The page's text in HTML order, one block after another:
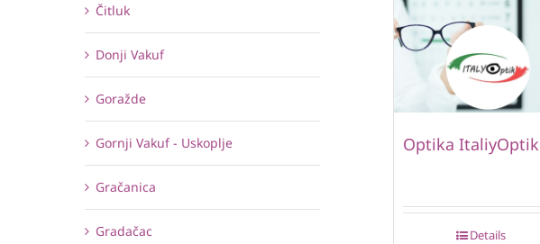
Optika ItaliyOptik
Details
Čitluk
Donji Vakuf
Goražde
Gornji Vakuf - Uskoplje
Gračanica
Gradačac